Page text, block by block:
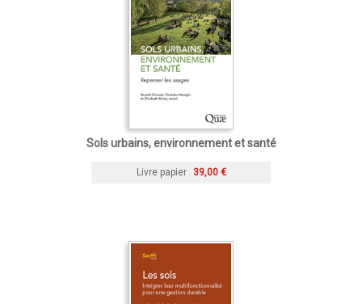
Sols urbains, environnement et santé
Livre papier 39,00 €